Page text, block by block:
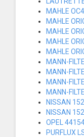
MAHLE
MAHLE
MAHLE
MAHLE
MAHLE
MANN-
MANN-
MANN-
MANN-
NISSAN
NISSAN
OPEL
PURFLUX